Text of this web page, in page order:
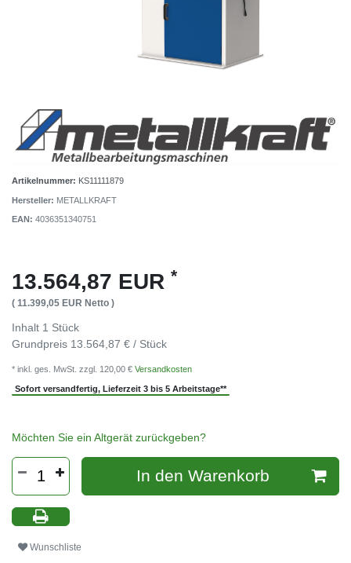
Artikelnummer: KS11111879
Hersteller: METALLKRAFT
EAN: 4036351340751
13.564,87 EUR *
( 11.399,05 EUR Netto )
Inhalt 1 Stück
Grundpreis 13.564,87 € / Stück
* inkl. ges. MwSt. zzgl. 120,00 € Versandkosten
Sofort versandfertig, Lieferzeit 3 bis 5 Arbeitstage**
Möchten Sie ein Altgerät zurückgeben?
In den Warenkorb
Wunschliste